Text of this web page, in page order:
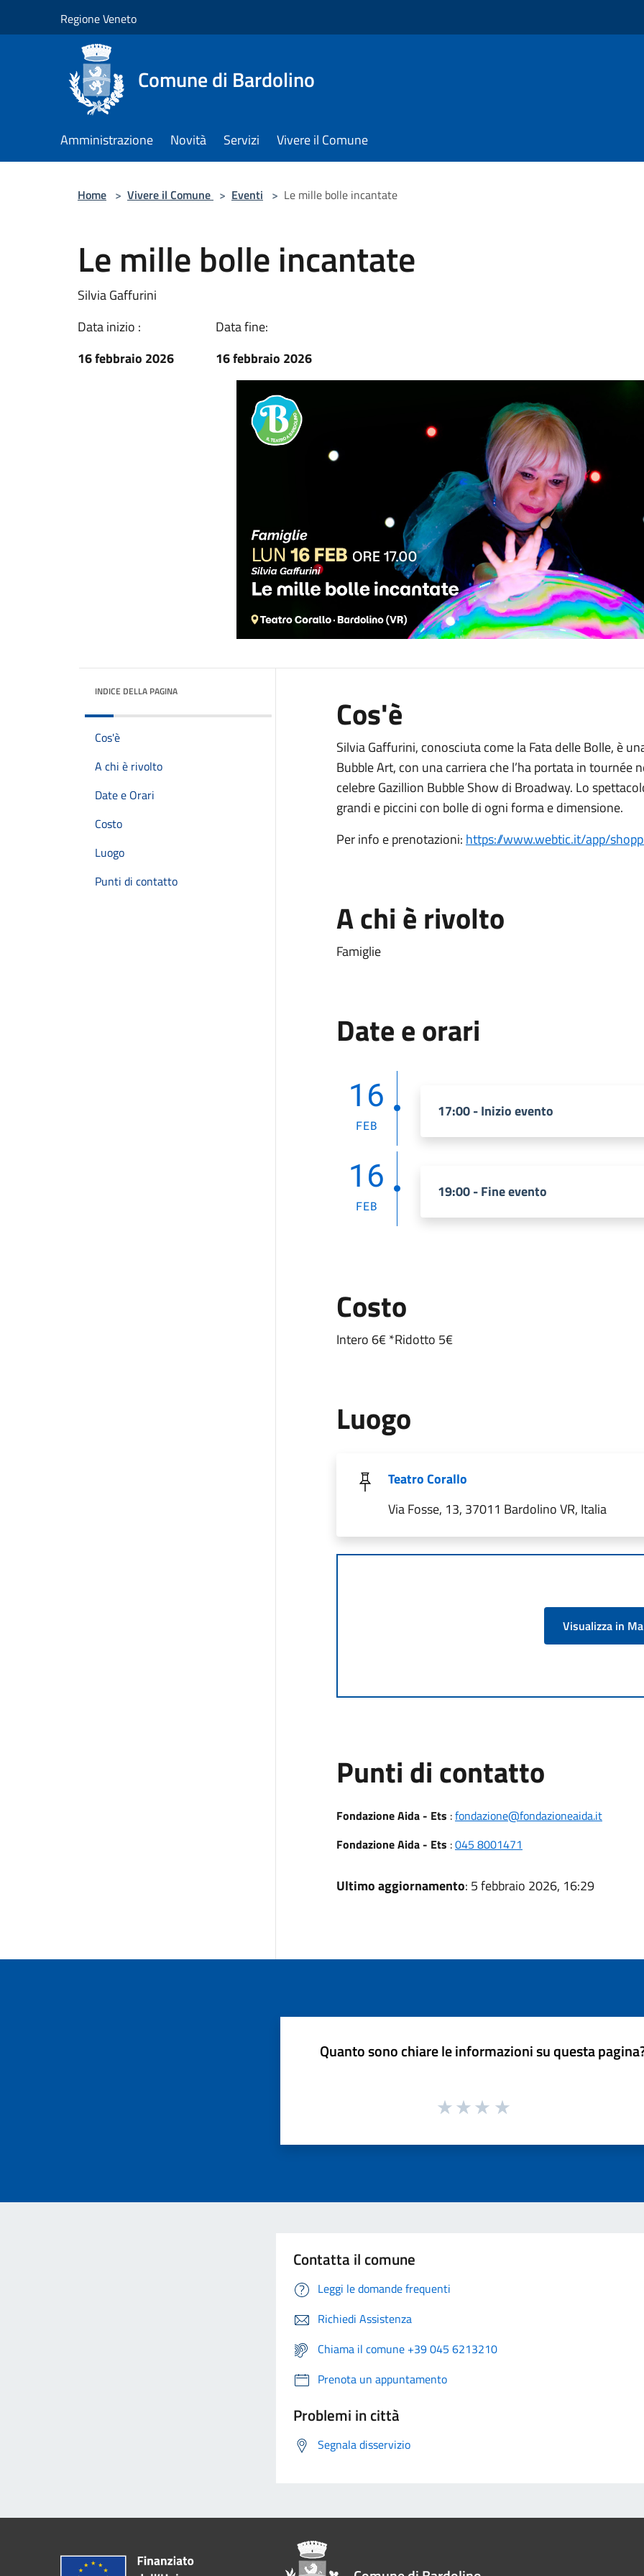
Regione Veneto
Comune di Bardolino
Amministrazione Novità Servizi Vivere il Comune
Home > Vivere il Comune > Eventi > Le mille bolle incantate
Le mille bolle incantate
Silvia Gaffurini
Data inizio :
16 febbraio 2026
Data fine:
16 febbraio 2026
INDICE DELLA PAGINA
Cos'è
A chi è rivolto
Date e Orari
Costo
Luogo
Punti di contatto
Cos'è
Silvia Gaffurini, conosciuta come la Fata delle Bolle, è
Bubble Art, con una carriera che l’ha portata in tournée
celebre Gazillion Bubble Show di Broadway. Lo
grandi e piccini con bolle di ogni forma e dimensione.
Per info e prenotazioni: https://www.webtic.it/app/
A chi è rivolto
Famiglie
Date e orari
16
FEB
17:00 - Inizio evento
16
FEB
19:00 - Fine evento
Costo
Intero 6€ *Ridotto 5€
Luogo
Teatro Corallo
Via Fosse, 13, 37011 Bardolino VR, Italia
Visualizza in
Punti di contatto
Fondazione Aida - Ets :fondazione@fondazioneaida.it
Fondazione Aida - Ets :045 8001471
Ultimo aggiornamento: 5 febbraio 2026, 16:29
Quanto sono chiare le informazioni su questa
Contatta il comune
Leggi le domande frequenti
Richiedi Assistenza
Chiama il comune +39 045 6213210
Prenota un appuntamento
Problemi in città
Segnala disservizio